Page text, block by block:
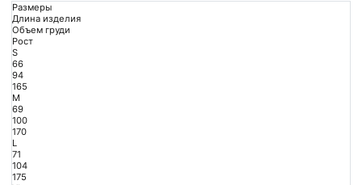
Размеры
Длина изделия
Объем груди
Рост
S
66
94
165
M
69
100
170
L
71
104
175